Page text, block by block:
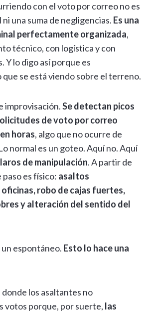
e
gr
a
m
e
b
o
o
k
ke
dI
n
se
n
g
er
ai
l
p
y
Li
k
m
p
ar
r
con el voto por correo no es
una suma de negligencias. Es una
perfectamente organizada,
técnico, con logística y con
Y lo digo así porque es
se está viendo sobre el terreno.
improvisación.Se detectan picos
de voto por correo
horas, algo que no ocurre de
normal es un goteo. Aquí no. Aquí
de manipulación. A partir de
es físico: asaltos
robo de cajas fuertes,
y alteración del sentido del
un espontáneo. Esto lo hace una
los asaltantes no
votos porque, por suerte, las